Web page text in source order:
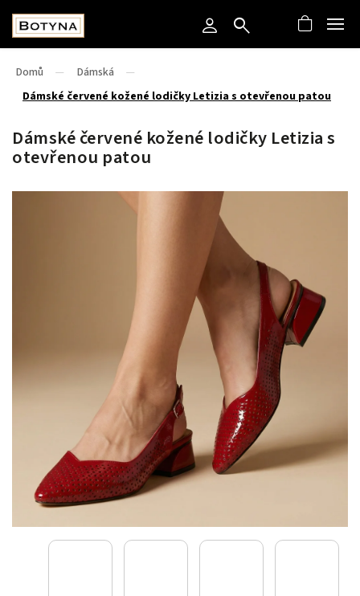
Domů / Dámská
/
Dámské červené kožené lodičky Letizia s otevřenou patou
Dámské červené kožené lodičky Letizia s
otevřenou patou